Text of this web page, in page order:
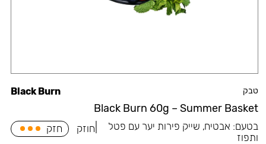
טבק
Black Burn 60g – Summer Basket
Black Burn
בטעם: אבטיח, שייק פירות יער עם פטל
ותפוז
חוזק חזק